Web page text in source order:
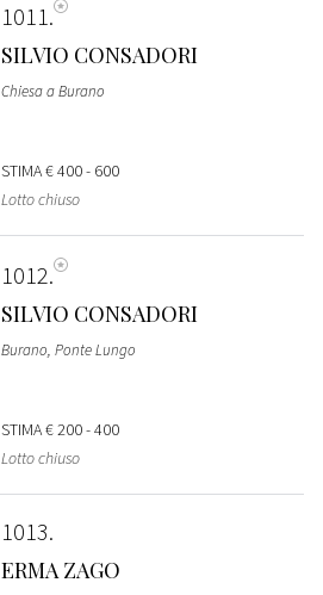
1011
SILVIO CONSADORI
Chiesa a Burano
STIMA€ 400 - 600
Lotto chiuso
1012
SILVIO CONSADORI
Burano, Ponte Lungo
STIMA€ 200 - 400
Lotto chiuso
1013
ERMA ZAGO